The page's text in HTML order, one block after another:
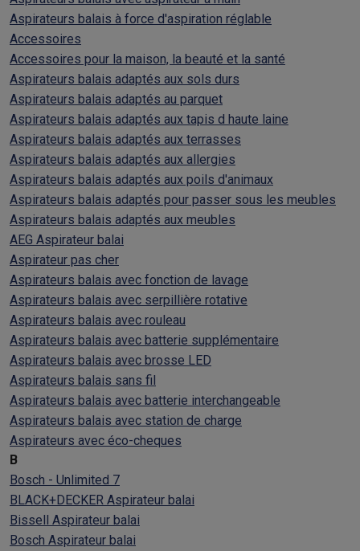
Aspirateurs balais à force d'aspiration réglable
Accessoires
Accessoires pour la maison, la beauté et la santé
Aspirateurs balais adaptés aux sols durs
Aspirateurs balais adaptés au parquet
Aspirateurs balais adaptés aux tapis d haute laine
Aspirateurs balais adaptés aux terrasses
Aspirateurs balais adaptés aux allergies
Aspirateurs balais adaptés aux poils d'animaux
Aspirateurs balais adaptés pour passer sous les meubles
Aspirateurs balais adaptés aux meubles
AEG Aspirateur balai
Aspirateur pas cher
Aspirateurs balais avec fonction de lavage
Aspirateurs balais avec serpillière rotative
Aspirateurs balais avec rouleau
Aspirateurs balais avec batterie supplémentaire
Aspirateurs balais avec brosse LED
Aspirateurs balais sans fil
Aspirateurs balais avec batterie interchangeable
Aspirateurs balais avec station de charge
Aspirateurs avec éco-cheques
B
Bosch - Unlimited 7
BLACK+DECKER Aspirateur balai
Bissell Aspirateur balai
Bosch Aspirateur balai